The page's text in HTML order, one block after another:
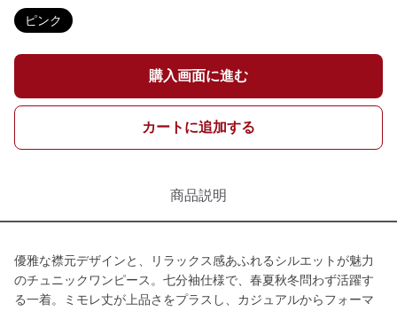
ピンク
購入画面に進む
カートに追加する
商品説明
優雅な襟元デザインと、リラックス感あふれるシルエットが魅力
のチュニックワンピース。七分袖仕様で、春夏秋冬問わず活躍す
る一着。ミモレ丈が上品さをプラスし、カジュアルからフォーマ